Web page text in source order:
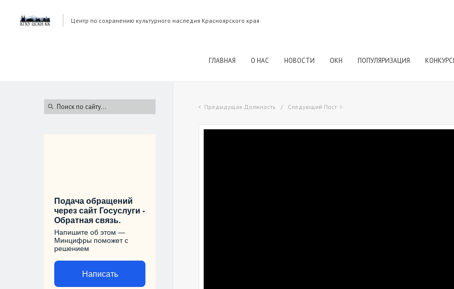
Центр по сохранению культурного наследия Красноярского края
ГЛАВНАЯ О НАС НОВОСТИ ОКН ПОПУЛЯРИЗАЦИЯ
Предыдущая Должность Следующий Пост
Подача обращений
через сайт Госуслуги -
Обратная связь.
Напишите об этом —
Минцифры поможет с
решением
Написать